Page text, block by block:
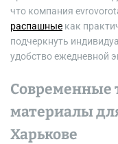
что компания
распашные как
подчеркнуть
удобство ежедневной
Современные
материалы
Харькове